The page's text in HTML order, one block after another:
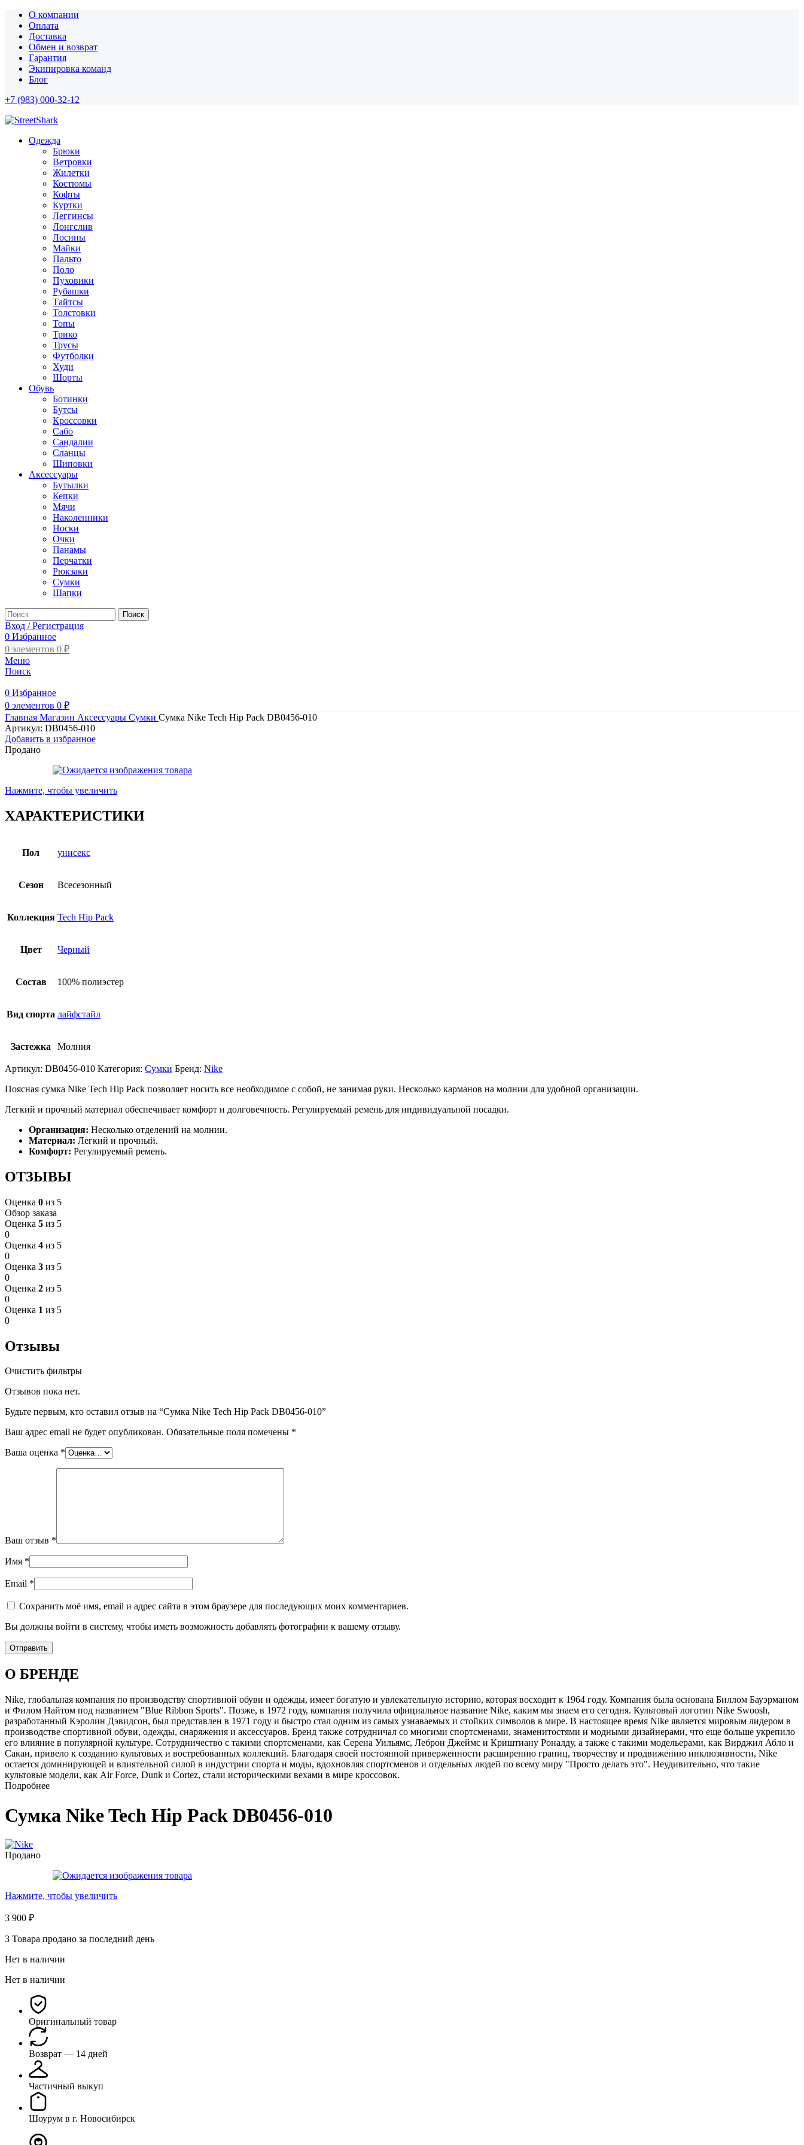
О компании
Оплата
Доставка
Обмен и возврат
Гарантия
Экипировка команд
Блог
+7 (983) 000-32-12
Одежда
Брюки
Ветровки
Жилетки
Костюмы
Кофты
Куртки
Леггинсы
Лонгслив
Лосины
Майки
Пальто
Поло
Пуховики
Рубашки
Тайтсы
Толстовки
Топы
Трико
Трусы
Футболки
Худи
Шорты
Обувь
Ботинки
Бутсы
Кроссовки
Сабо
Сандалии
Сланцы
Шиповки
Аксессуары
Бутылки
Кепки
Мячи
Наколенники
Носки
Очки
Панамы
Перчатки
Рюкзаки
Сумки
Шапки
Поиск
Вход / Регистрация
0 Избранное
0 элементов 0 ₽
Меню
Поиск
0 Избранное
0 элементов 0 ₽
Главная Магазин Аксессуары Сумки Сумка Nike Tech Hip Pack DB0456-010
Артикул: DB0456-010
Добавить в избранное
Продано
Нажмите, чтобы увеличить
ХАРАКТЕРИСТИКИ
Пол унисекс
Сезон Всесезонный
Коллекция Tech Hip Pack
Цвет Черный
Состав 100% полиэстер
Вид спорта лайфстайл
Застежка Молния
Артикул: DB0456-010 Категория: Сумки Бренд: Nike
Поясная сумка Nike Tech Hip Pack позволяет носить все необходимое с собой, не занимая руки. Несколько карманов на молнии для удобной организации.
Легкий и прочный материал обеспечивает комфорт и долговечность. Регулируемый ремень для индивидуальной посадки.
Организация: Несколько отделений на молнии.
Материал: Легкий и прочный.
Комфорт: Регулируемый ремень.
ОТЗЫВЫ
Оценка 0 из 5
Обзор заказа
Оценка 5 из 5
0
Оценка 4 из 5
0
Оценка 3 из 5
0
Оценка 2 из 5
0
Оценка 1 из 5
0
Отзывы
Очистить фильтры
Отзывов пока нет.
Будьте первым, кто оставил отзыв на “Сумка Nike Tech Hip Pack DB0456-010”
Ваш адрес email не будет опубликован. Обязательные поля помечены *
Ваша оценка *
Ваш отзыв *
Имя *
Email *
Сохранить моё имя, email и адрес сайта в этом браузере для последующих моих комментариев.
Вы должны войти в систему, чтобы иметь возможность добавлять фотографии к вашему отзыву.
О БРЕНДЕ
Nike, глобальная компания по производству спортивной обуви и одежды, имеет богатую и увлекательную историю, которая восходит к 1964 году. Компания была основана Биллом Бауэрманом
и Филом Найтом под названием "Blue Ribbon Sports". Позже, в 1972 году, компания получила официальное название Nike, каким мы знаем его сегодня. Культовый логотип Nike Swoosh,
разработанный Кэролин Дэвидсон, был представлен в 1971 году и быстро стал одним из самых узнаваемых и стойких символов в мире. В настоящее время Nike является мировым лидером в
производстве спортивной обуви, одежды, снаряжения и аксессуаров. Бренд также сотрудничал со многими спортсменами, знаменитостями и модными дизайнерами, что еще больше укрепило
его влияние в популярной культуре. Сотрудничество с такими спортсменами, как Серена Уильямс, Леброн Джеймс и Криштиану Роналду, а также с такими модельерами, как Вирджил Абло и
Сакаи, привело к созданию культовых и востребованных коллекций. Благодаря своей постоянной приверженности расширению границ, творчеству и продвижению инклюзивности, Nike
остается доминирующей и влиятельной силой в индустрии спорта и моды, вдохновляя спортсменов и отдельных людей по всему миру "Просто делать это". Неудивительно, что такие
культовые модели, как Air Force, Dunk и Cortez, стали историческими вехами в мире кроссовок.
Подробнее
Сумка Nike Tech Hip Pack DB0456-010
Продано
Нажмите, чтобы увеличить
3 900 ₽
3 Товара продано за последний день
Нет в наличии
Нет в наличии
Оригинальный товар
Возврат — 14 дней
Частичный выкуп
Шоурум в г. Новосибирск